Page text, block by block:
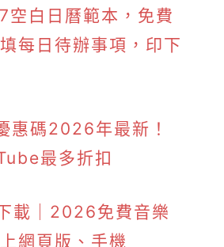
白日曆範本，免費
每日待辦事項，印下
惠碼2026年最新！
最多折扣
載｜2026免費音樂
網頁版、手機